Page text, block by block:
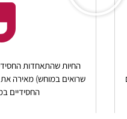
החיות שהתאחדות
שרואים במוחש) מאירה
החסידיים